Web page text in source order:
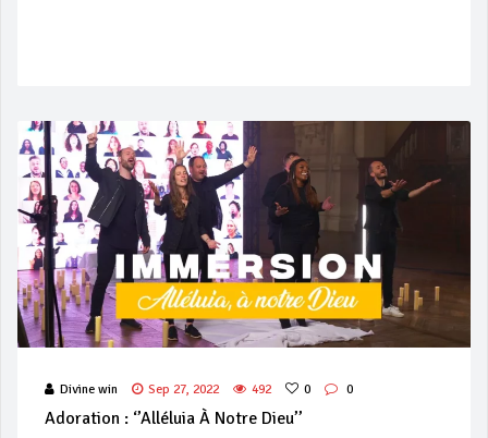
Divine win Sep 27, 2022 492 0 0
Adoration : ‘’Alléluia À Notre Dieu’’